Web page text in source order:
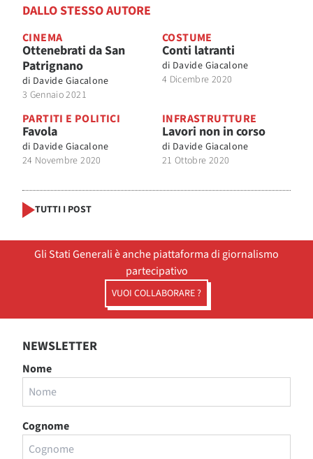
DALLO STESSO AUTORE
CINEMA
Ottenebrati da San
Patrignano
di Davide Giacalone
3 Gennaio 2021
COSTUME
Conti latranti
di Davide Giacalone
4 Dicembre 2020
PARTITI E POLITICI
Favola
di Davide Giacalone
24 Novembre 2020
INFRASTRUTTURE
Lavori non in corso
di Davide Giacalone
21 Ottobre 2020
TUTTI I POST
Gli Stati Generali è anche piattaforma di giornalismo
partecipativo
VUOI COLLABORARE ?
NEWSLETTER
Nome
Cognome